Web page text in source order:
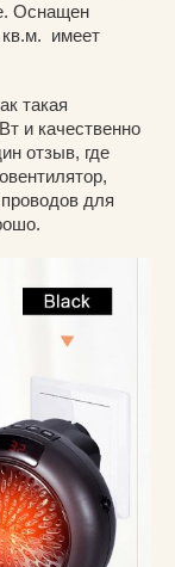
Оснащен
кв.м. имеет
такая
и качественно
отзыв, где
для